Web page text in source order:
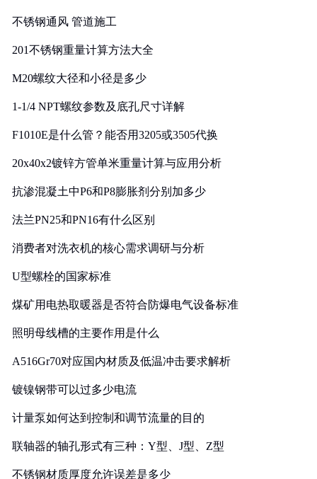
不锈钢通风 管道施工
201不锈钢重量计算方法大全
M20螺纹大径和小径是多少
1-1/4 NPT螺纹参数及底孔尺寸详解
F1010E是什么管？能否用3205或3505代换
20x40x2镀锌方管单米重量计算与应用分析
抗渗混凝土中P6和P8膨胀剂分别加多少
法兰PN25和PN16有什么区别
消费者对洗衣机的核心需求调研与分析
U型螺栓的国家标准
煤矿用电热取暖器是否符合防爆电气设备标准
照明母线槽的主要作用是什么
A516Gr70对应国内材质及低温冲击要求解析
镀镍钢带可以过多少电流
计量泵如何达到控制和调节流量的目的
联轴器的轴孔形式有三种：Y型、J型、Z型
不锈钢材质厚度允许误差是多少